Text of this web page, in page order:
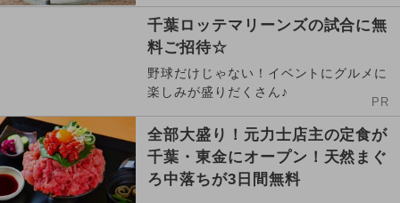
千葉ロッテマリーンズの試合に無
料ご招待☆
野球だけじゃない！イベントにグルメに
楽しみが盛りだくさん♪
PR
全部大盛り！元力士店主の定食が
千葉・東金にオープン！天然まぐ
ろ中落ちが3日間無料